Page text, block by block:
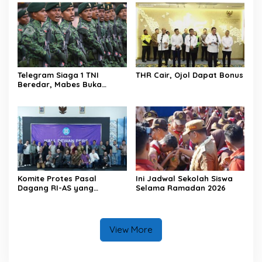
Telegram Siaga 1 TNI
Beredar, Mabes Buka
THR Cair, Ojol Dapat Bonus
Komite Protes Pasal
Dagang RI-AS yang
Ini Jadwal Sekolah Siswa
Selama Ramadan 2026
View More